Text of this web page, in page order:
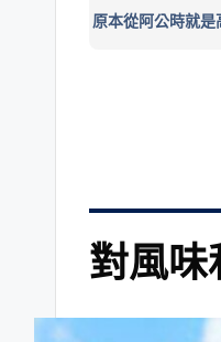
原本從阿公時就
對風味